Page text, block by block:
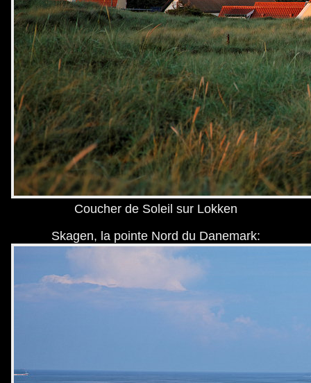
Coucher de Soleil sur Lokken
Skagen, la pointe Nord du Danemark: